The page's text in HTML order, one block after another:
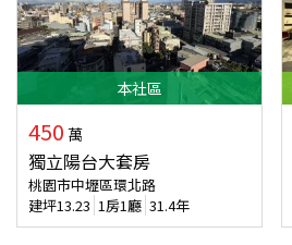
本社區
450 萬
獨立陽台大套房
桃園市中壢區環北路
建坪13.23 1房1廳 31.4年